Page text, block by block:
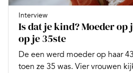
Interview
Is dat je kind? Moeder op
op je 35ste
De een werd moeder op haar
toen ze 35 was. Vier vrouwen